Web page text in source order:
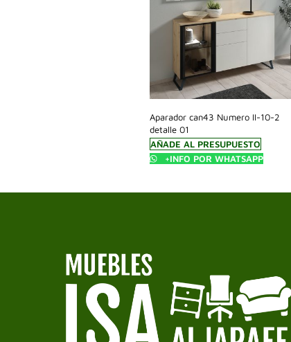
Aparador can43 Numero II-10-2
detalle 01
AÑADE AL PRESUPUESTO
+INFO POR WHATSAPP